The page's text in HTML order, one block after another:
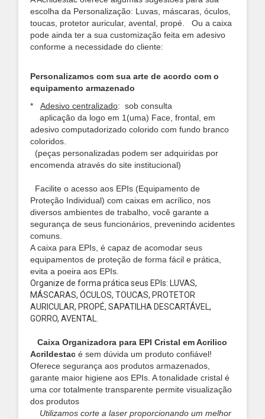
escolha da Personalização: Luvas, máscaras, óculos,
toucas, protetor auricular, avental, propé.
Ou a caixa
pode ainda ter a sua customização feita em adesivo
conforme a necessidade do cliente:
Personalizamos com sua arte de acordo com o
equipamento armazenado
* Adesivo centralizado: sob consulta
aplicação da logo em 1(uma) Face, frontal, em
adesivo computadorizado colorido com fundo branco
coloridos.
(peças personalizadas podem ser adquiridas por
encomenda através do site institucional)
Facilite o acesso aos EPIs (Equipamento de
Proteção Individual) com caixas em acrílico, nos
diversos ambientes de trabalho, você garante a
segurança de seus funcionários, prevenindo acidentes
comuns.
A caixa para EPIs, é capaz de acomodar seus
equipamentos de proteção de forma fácil e prática,
evita a poeira aos EPIs.
Organize de forma prática seus EPIs: LUVAS,
MÁSCARAS, ÓCULOS, TOUCAS, PROTETOR
AURICULAR, PROPÉ, SAPATILHA DESCARTÁVEL,
GORRO, AVENTAL.
Caixa Organizadora para EPI Cristal em Acrilico
Acrildestac é sem dúvida um produto confiável!
Oferece segurança aos produtos armazenados,
garante maior higiene aos EPIs. A tonalidade cristal é
uma cor totalmente transparente permite visualização
dos produtos
Utilizamos corte a laser proporcionando um melhor